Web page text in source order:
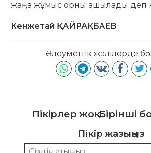
жаңа жұмыс орны ашылады деп
Кенжетай ҚАЙРАҚБАЕВ
Әлеуметтік желілерде
Пікірлер жоқ. Бірінші
Пікір жазыңыз